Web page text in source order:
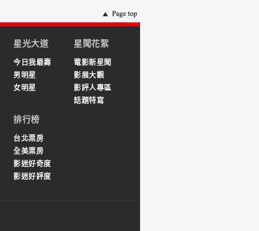
星光大道
今日我最壽
男明星
女明星
星聞花絮
電影新星聞
影展大觀
影評人專區
話題特寫
排行榜
台北票房
全美票房
影迷好奇度
影迷好評度